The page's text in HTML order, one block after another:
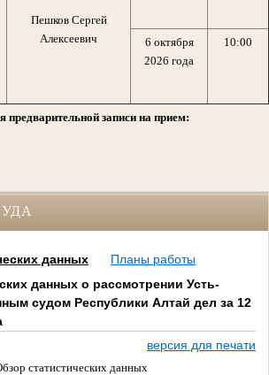
Пешков Сергей
Алексеевич
6 октября
2026 года
10:00
предварительной записи на прием:
данных
Планы работы
данных о рассмотрении Усть-
судом Республики Алтай дел за 12
версия для печати
статистических данных